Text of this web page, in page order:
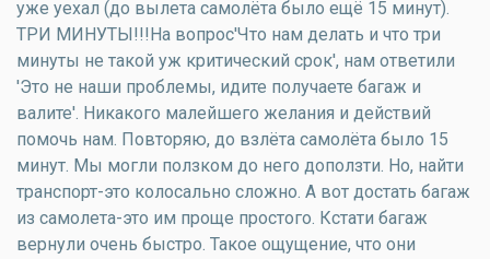
уже уехал (до вылета самолёта было ещё 15 минут).
ТРИ МИНУТЫ!!!На вопрос'Что нам делать и что три
минуты не такой уж критический срок', нам ответили
'Это не наши проблемы, идите получаете багаж и
валите'. Никакого малейшего желания и действий
помочь нам. Повторяю, до взлёта самолёта было 15
минут. Мы могли ползком до него доползти. Но, найти
транспорт-это колосально сложно. А вот достать багаж
из самолета-это им проще простого. Кстати багаж
вернули очень быстро. Такое ощущение, что они